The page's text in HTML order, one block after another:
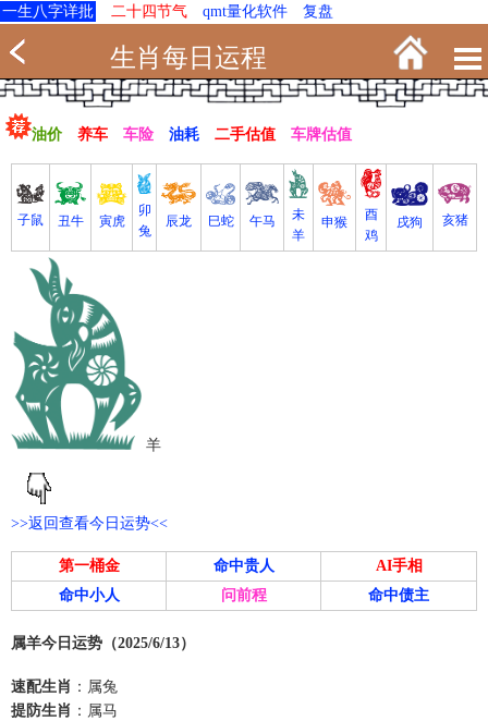
一生八字详批 二十四节气 qmt量化软件 复盘
生肖每日运程
油价 养车 车险 油耗 二手估值 车牌估值
子鼠 丑牛 寅虎
卯
兔
辰龙 巳蛇 午马
未
羊
申猴
酉
鸡
戌狗 亥猪
羊
>>返回查看今日运势<<
第一桶金 命中贵人
AI手相
命中小人
问前程 命中债主
属羊今日运势（2025/6/13）
速配生肖 ：属兔
提防生肖 ：属马